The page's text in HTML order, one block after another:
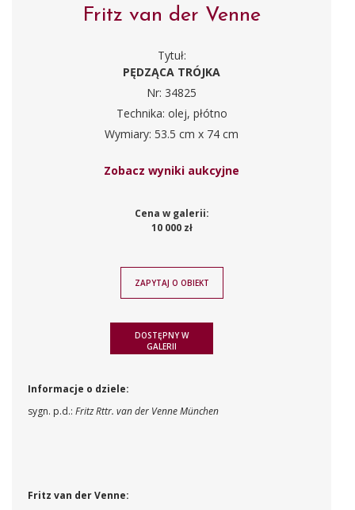
Fritz van der Venne
Tytuł:
PĘDZĄCA TRÓJKA
Nr: 34825
Technika: olej, płótno
Wymiary: 53.5 cm x 74 cm
Zobacz wyniki aukcyjne
Cena w galerii:
10 000 zł
ZAPYTAJ O OBIEKT
DOSTĘPNY W
GALERII
Informacje o dziele:
sygn. p.d.: Fritz Rttr. van der Venne München
Fritz van der Venne: